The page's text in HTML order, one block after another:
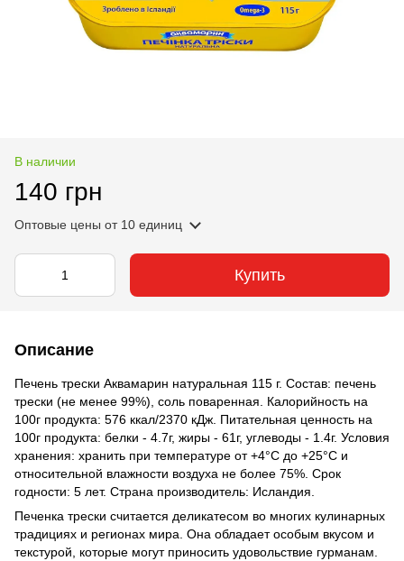
В наличии
140 грн
Оптовые цены от 10 единиц
Купить
Описание
Печень трески Аквамарин натуральная 115 г. Состав: печень
трески (не менее 99%), соль поваренная. Калорийность на
100г продукта: 576 ккал/2370 кДж. Питательная ценность на
100г продукта: белки - 4.7г, жиры - 61г, углеводы - 1.4г. Условия
хранения: хранить при температуре от +4°C до +25°C и
относительной влажности воздуха не более 75%. Срок
годности: 5 лет. Страна производитель: Исландия.
Печенка трески считается деликатесом во многих кулинарных
традициях и регионах мира. Она обладает особым вкусом и
текстурой, которые могут приносить удовольствие гурманам.